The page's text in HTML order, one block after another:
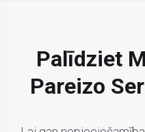
Palīdziet
Pareizo